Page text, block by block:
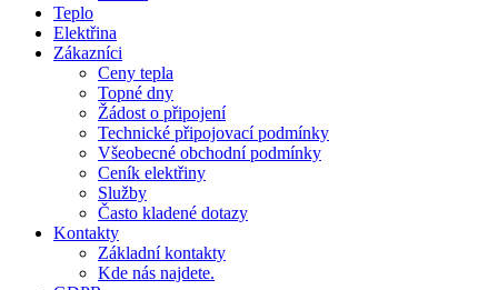
Teplo
Elektřina
Zákazníci
Ceny tepla
Topné dny
Žádost o připojení
Technické připojovací podmínky
Všeobecné obchodní podmínky
Ceník elektřiny
Služby
Často kladené dotazy
Kontakty
Základní kontakty
Kde nás najdete.